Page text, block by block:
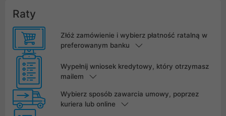
Raty
Złóż zamówienie i wybierz płatność ratalną w
preferowanym banku
Wypełnij wniosek kredytowy, który otrzymasz
mailem
Wybierz sposób zawarcia umowy, poprzez
kuriera lub online